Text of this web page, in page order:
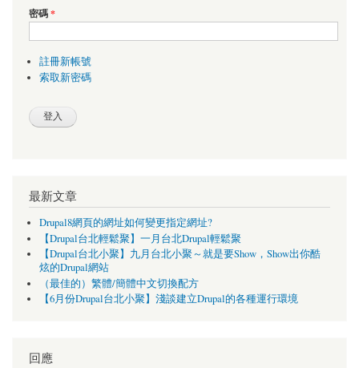
密碼*
註冊新帳號
索取新密碼
最新文章
Drupal8網頁的網址如何變更指定網址?
【Drupal台北輕鬆聚】一月台北Drupal輕鬆聚
【Drupal台北小聚】九月台北小聚～就是要Show，Show出你酷
炫的Drupal網站
（最佳的）繁體/簡體中文切換配方
【6月份Drupal台北小聚】淺談建立Drupal的各種運行環境
回應